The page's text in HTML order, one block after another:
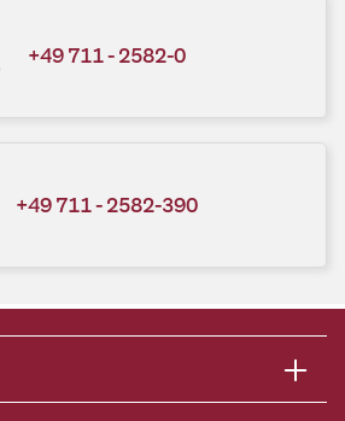
+49 711 - 2582-0
+49 711 - 2582-390